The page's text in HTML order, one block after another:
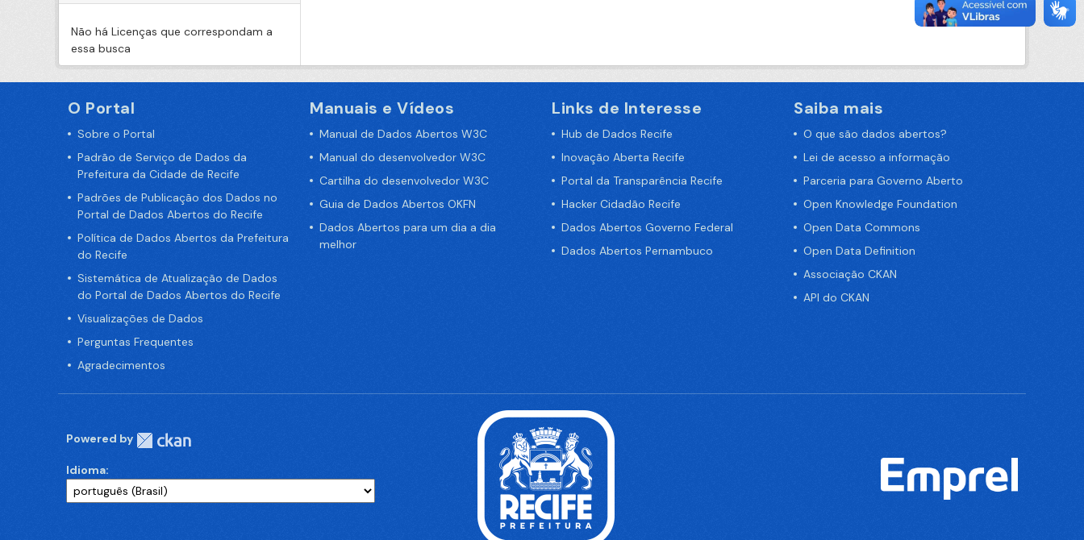
Não há Licenças que correspondam a
essa busca
O Portal
Sobre o Portal
Padrão de Serviço de Dados da
Prefeitura da Cidade de Recife
Padrões de Publicação dos Dados no
Portal de Dados Abertos do Recife
Política de Dados Abertos da Prefeitura
do Recife
Sistemática de Atualização de Dados
do Portal de Dados Abertos do Recife
Visualizações de Dados
Perguntas Frequentes
Agradecimentos
Manuais e Vídeos
Manual de Dados Abertos W3C
Manual do desenvolvedor W3C
Cartilha do desenvolvedor W3C
Guia de Dados Abertos OKFN
Dados Abertos para um dia a dia
melhor
Links de Interesse
Hub de Dados Recife
Inovação Aberta Recife
Portal da Transparência Recife
Hacker Cidadão Recife
Dados Abertos Governo Federal
Dados Abertos Pernambuco
Saiba mais
O que são dados abertos?
Lei de acesso a informação
Parceria para Governo Aberto
Open Knowledge Foundation
Open Data Commons
Open Data Definition
Associação CKAN
API do CKAN
Powered by
Idioma